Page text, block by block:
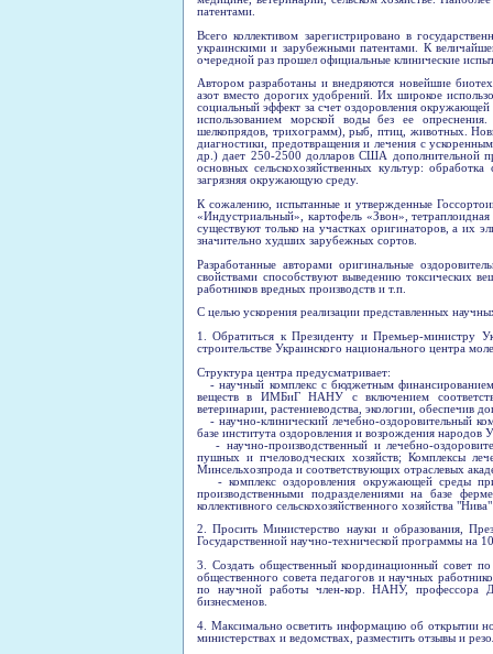
патентами.
Всего коллективом зарегистрировано в
украинскими и зарубежными патентами. К
очередной раз прошел официальные клинические
Автором разработаны и внедряются новейшие
азот вместо дорогих удобрений. Их широкое
социальный эффект за счет оздоровления
использованием морской воды без ее
шелкопрядов, трихограмм), рыб, птиц, животных.
диагностики, предотвращения и лечения с
др.) дает 250-2500 долларов США дополнительной
основных сельскохозяйственных культур:
загрязняя окружающую среду.
К сожалению, испытанные и утвержденные
«Индустриальный», картофель «Звон»,
существуют только на участках оригинаторов, а их
значительно худших зарубежных сортов.
Разработанные авторами оригинальные
свойствами способствуют выведению токсических
работников вредных производств и т.п.
С целью ускорения реализации представленных
1. Обратиться к Президенту и Премьер-министру
строительстве Украинского национального центра
Структура центра предусматривает:
- научный комплекс с бюджетным финансированием
веществ в ИМБиГ НАНУ с включением
ветеринарии, растениеводства, экологии, обеспечив
- научно-клинический лечебно-оздоровительный
базе института оздоровления и возрождения
- научно-производственный и лечебно-
пушных и пчеловодческих хозяйств; Комплексы
Минсельхозпрода и соответствующих отраслевых
- комплекс оздоровления окружающей среды при
производственными подразделениями на базе
коллективного сельскохозяйственного хозяйства
2. Просить Министерство науки и образования,
Государственной научно-технической программы на
3. Создать общественный координационный совет
общественного совета педагогов и научных
по научной работы член-кор. НАНУ, профессора
бизнесменов.
4. Максимально осветить информацию об открытии
министерствах и ведомствах, разместить отзывы и